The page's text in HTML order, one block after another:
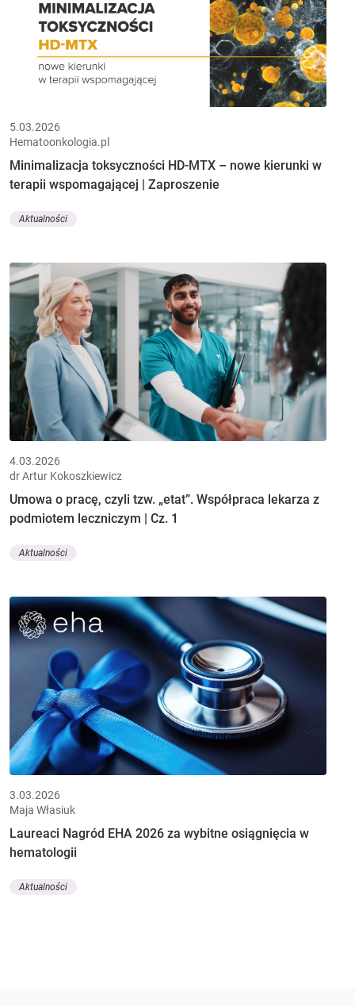
5.03.2026
Hematoonkologia.pl
Minimalizacja toksyczności HD-MTX – nowe kierunki w
terapii wspomagającej | Zaproszenie
Aktualności
4.03.2026
dr Artur Kokoszkiewicz
Umowa o pracę, czyli tzw. „etat”. Współpraca lekarza z
podmiotem leczniczym | Cz. 1
Aktualności
3.03.2026
Maja Własiuk
Laureaci Nagród EHA 2026 za wybitne osiągnięcia w
hematologii
Aktualności